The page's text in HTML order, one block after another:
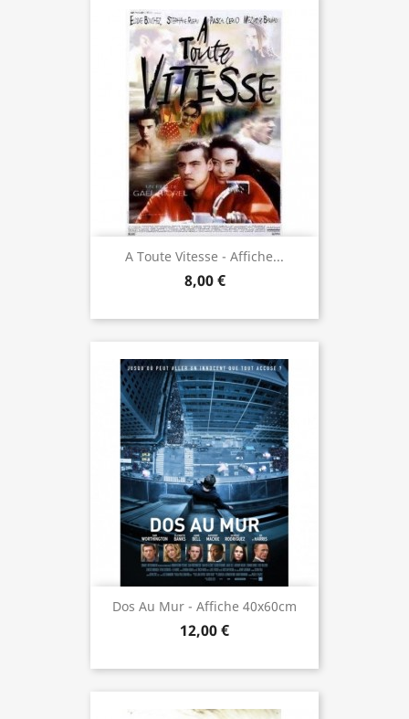
A Toute Vitesse - Affiche...
8,00 €
Dos Au Mur - Affiche 40x60cm
12,00 €